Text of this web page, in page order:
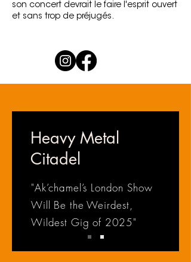
son concert devrait le faire l'esprit ouvert
et sans trop de préjugés.
Heavy Metal
Citadel
"Ak’chamel’s London Show
Will Be the Weirdest,
Wildest Gig of 2025"